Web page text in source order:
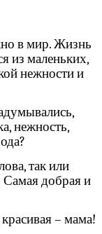
в мир. Жизнь
из маленьких,
нежности и
нежность,
так или
добрая и
– мама!